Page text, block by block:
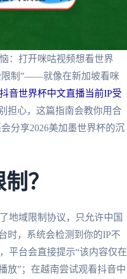
：打开咪咕视频想看世界
限制”——就像在新加坡看咪
音世界杯中文直播当前IP受
担心，这篇指南会教你用合
分享2026美加墨世界杯的沉
？
地域限制协议，只允许中国
时，系统会检测到你的IP不
平台会直接提示“该内容仅在
放”；在越南尝试观看抖音中